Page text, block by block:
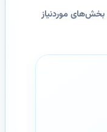
بخش‌های موردنیاز